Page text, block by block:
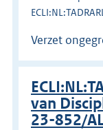
Verzet
van
23-852/